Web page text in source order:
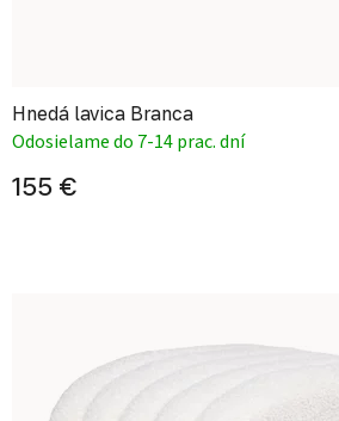
Hnedá lavica Branca
Odosielame do 7-14 prac. dní
155 €